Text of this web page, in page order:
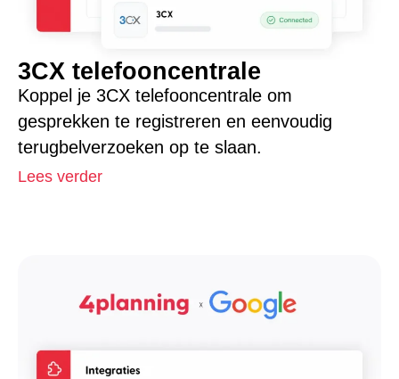
3CX telefooncentrale
Koppel je 3CX telefooncentrale om
gesprekken te registreren en eenvoudig
terugbelverzoeken op te slaan.
Lees verder